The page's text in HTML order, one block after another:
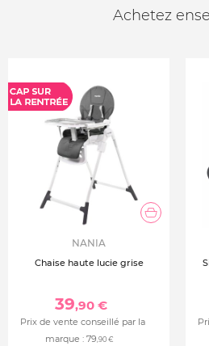
Achetez
NANIA
Chaise haute lucie grise
39,90 €
Prix de vente conseillé par la
marque : 79 ,90 €